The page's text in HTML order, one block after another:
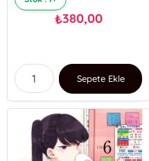
₺380,00
Sepete Ekle